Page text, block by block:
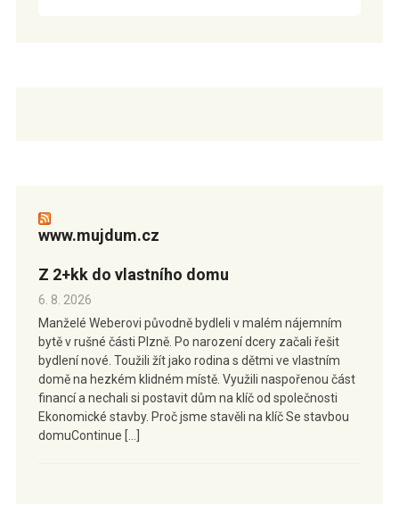
www.mujdum.cz
Z 2+kk do vlastního domu
6. 8. 2026
Manželé Weberovi původně bydleli v malém nájemním
bytě v rušné části Plzně. Po narození dcery začali řešit
bydlení nové. Toužili žít jako rodina s dětmi ve vlastním
domě na hezkém klidném místě. Využili naspořenou část
financí a nechali si postavit dům na klíč od společnosti
Ekonomické stavby. Proč jsme stavěli na klíč Se stavbou
domuContinue […]